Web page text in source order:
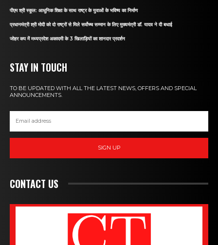
पीएम श्री स्कूल: आधुनिक शिक्षा के साथ राष्ट्र के युवाओं के भविष्य का निर्माण
प्रधानमंत्री श्री मोदी को दो राष्ट्रों से मिले सर्वोच्च सम्मान के लिए मुख्यमंत्री डॉ. यादव ने दी बधाई
जोहर कप में मध्यप्रदेश अकादमी के 3 खिलाड़ियों का शानदार प्रदर्शन
STAY IN TOUCH
TO BE UPDATED WITH ALL THE LATEST NEWS, OFFERS AND SPECIAL
ANNOUNCEMENTS.
SIGN UP
CONTACT US